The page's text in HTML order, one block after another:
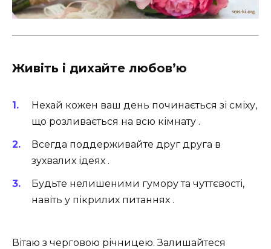
Живіть і дихайте любов’ю
Нехай кожен ваш день починається зі сміху,
що розливається на всю кімнату .
Всегда поддерживайте друг друга в
зухвалих ідеях .
Будьте нелишеними гумору та чуттєвості,
навіть у пікрилих питаннях .
Вітаю з черговою річницею. Залишайтеся